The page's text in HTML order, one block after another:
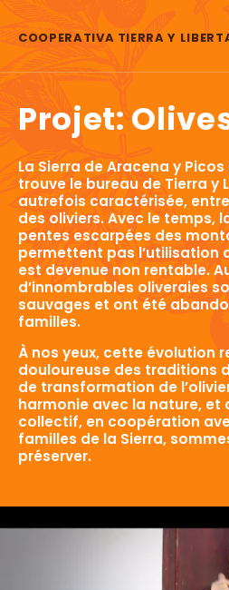
COOPERATIVA TIERRA Y
Projet:
La Sierra de Aracena y
trouve le bureau de Tierra y
autrefois caractérisée,
des oliviers. Avec le temps,
pentes escarpées des
permettent pas l’utilisation
est devenue non rentable.
d’innombrables oliveraies
sauvages et ont été
familles.
À nos yeux, cette évolution
douloureuse des traditions
de transformation de
harmonie avec la nature, et
collectif, en coopération
familles de la Sierra,
préserver.